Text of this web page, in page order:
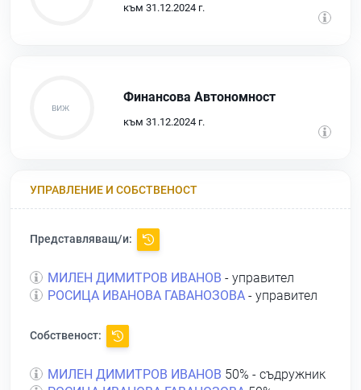
към 31.12.2024 г.
Финансова Автономност
към 31.12.2024 г.
УПРАВЛЕНИЕ И СОБСТВЕНОСТ
Представляващ/и:
МИЛЕН ДИМИТРОВ ИВАНОВ - управител
РОСИЦА ИВАНОВА ГАВАНОЗОВА - управител
Собственост:
МИЛЕН ДИМИТРОВ ИВАНОВ 50% - съдружник